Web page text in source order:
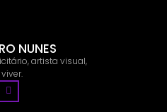
NUNES
artista visual,